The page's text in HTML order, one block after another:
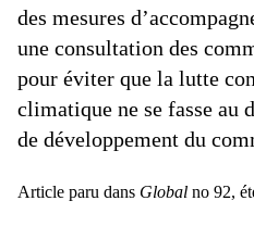
des mesures
une consultation des
pour éviter que la lutte
climatique ne se fasse au
de développement du
Article paru dans Global no 92,